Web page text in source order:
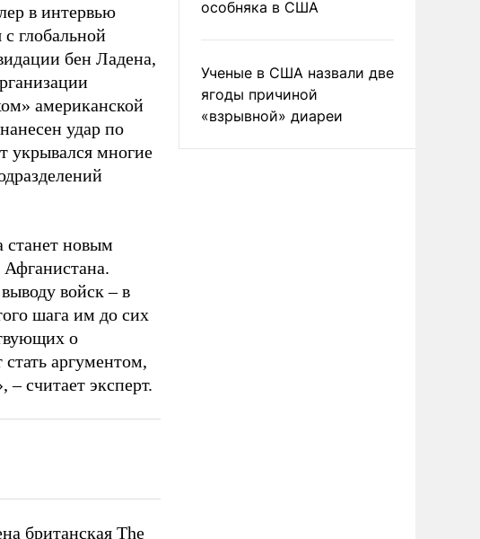
в интервью
глобальной
бен Ладена,
американской
удар по
укрывался многие
новым
Афганистана.
войск – в
шага им до сих
о
аргументом,
считает эксперт.
британская The
особняка в США
Ученые в США назвали две
ягоды причиной
«взрывной» диареи